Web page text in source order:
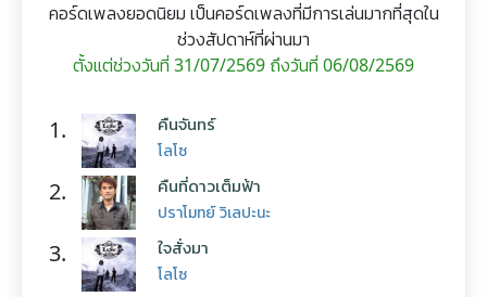
คอร์ดเพลงยอดนิยม เป็นคอร์ดเพลงที่มีการเล่นมากที่สุดใน
ช่วงสัปดาห์ที่ผ่านมา
ตั้งแต่ช่วงวันที่ 31/07/2569 ถึงวันที่ 06/08/2569
1. คืนจันทร์
โลโซ
2. คืนที่ดาวเต็มฟ้า
ปราโมทย์ วิเลปะนะ
3. ใจสั่งมา
โลโซ